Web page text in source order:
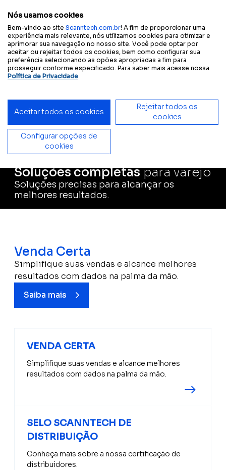
experiência acessível:
Início Soluções Distribuidores
Soluções completaspara varejo
Soluções precisas para alcançar os
melhores resultados.
Venda Certa
Simplifique suas vendas e alcance melhores
resultados com dados na palma da mão.
Saiba mais
VENDA CERTA
Simplifique suas vendas e alcance melhores
resultados com dados na palma da mão.
SELO SCANNTECH DE
DISTRIBUIÇÃO
Conheça mais sobre a nossa certificação de
distribuidores.
Nós usamos cookies
Bem-vindo ao site Scanntech.com.br! A fim de proporcionar uma
experiência mais relevante, nós utilizamos cookies para otimizar e
aprimorar sua navegação no nosso site. Você pode optar por
aceitar ou rejeitar todos os cookies, bem como configurar sua
preferência selecionando as opões apropriadas a fim para
prosseguir conforme especificado. Para saber mais acesse nossa
Política de Privacidade
Aceitar todos os cookies
Rejeitar todos os
cookies
Configurar opções de
cookies